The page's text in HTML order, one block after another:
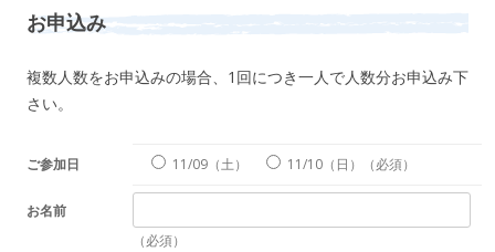
お申込み
複数人数をお申込みの場合、1回につき一人で人数分お申込み下
さい。
ご参加日 11/09（土） 11/10（日） （必須）
お名前
（必須）